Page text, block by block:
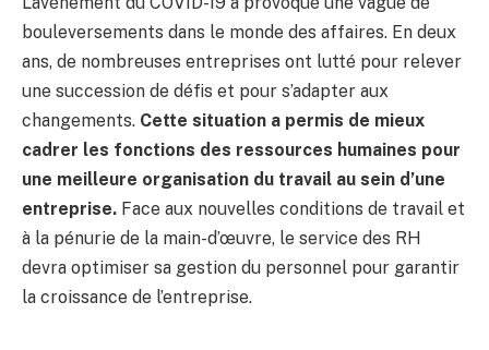
bouleversements dans le monde des affaires. En deux
ans, de nombreuses entreprises ont lutté pour relever
une succession de défis et pour s’adapter aux
changements. Cette situation a permis de mieux
cadrer les fonctions des ressources humaines pour
une meilleure organisation du travail au sein d’une
entreprise. Face aux nouvelles conditions de travail et
à la pénurie de la main-d’œuvre, le service des RH
devra optimiser sa gestion du personnel pour garantir
la croissance de l’entreprise.